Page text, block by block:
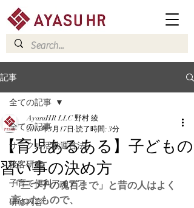
記事
全ての記事
サークル活動運営法
接客研究
子育て便利アイデア
研修内容
全ての記事
【育児あるある】子どもの
習い事の決め方
AyasuHR LLC 野村 綾
2017年3月17日 読了時間: 3分
「三つ子の魂百まで」と昔の人はよく
言ったもので、